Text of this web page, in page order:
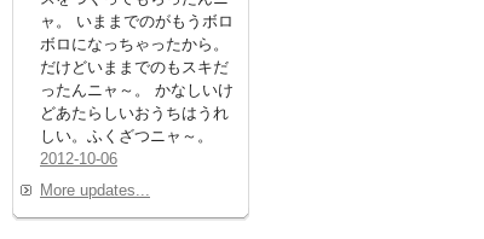
ャ。 いままでのがもうボロ
ボロになっちゃったから。
だけどいままでのもスキだ
ったんニャ～。 かなしいけ
どあたらしいおうちはうれ
しい。ふくざつニャ～。
2012-10-06
More updates...